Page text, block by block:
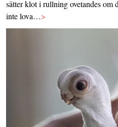
sätter klot i rullning ovetandes om
inte lova…>